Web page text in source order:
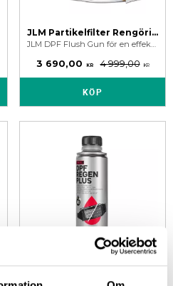
JLM Partikelfilter Rengöringsverktyg
JLM DPF Flush Gun för en effektiv rengöring av partikelfilter utan demontering till verkstad.
3 690,00 KR 4 999,00 KR
KÖP